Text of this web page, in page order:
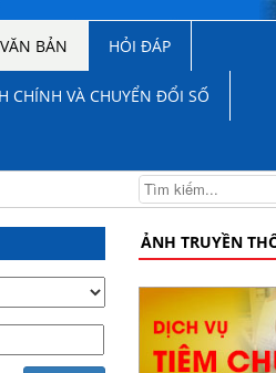
VĂN BẢN HỎI ĐÁP
CHÍNH VÀ CHUYỂN ĐỔI SỐ
ẢNH TRUYỀN